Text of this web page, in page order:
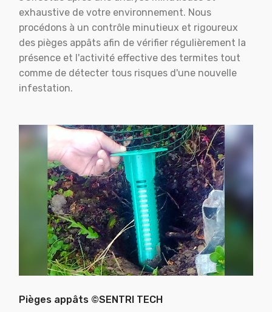
exhaustive de votre environnement. Nous
procédons à un contrôle minutieux et rigoureux
des pièges appâts afin de vérifier régulièrement la
présence et l'activité effective des termites tout
comme de détecter tous risques d'une nouvelle
infestation.
Pièges appâts ©SENTRI TECH